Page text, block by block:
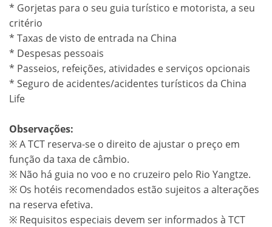
* Gorjetas para o seu guia turístico e motorista, a seu
critério
* Taxas de visto de entrada na China
* Despesas pessoais
* Passeios, refeições, atividades e serviços opcionais
* Seguro de acidentes/acidentes turísticos da China
Life
Observações:
※ A TCT reserva-se o direito de ajustar o preço em
função da taxa de câmbio.
※ Não há guia no voo e no cruzeiro pelo Rio Yangtze.
※ Os hotéis recomendados estão sujeitos a alterações
na reserva efetiva.
※ Requisitos especiais devem ser informados à TCT